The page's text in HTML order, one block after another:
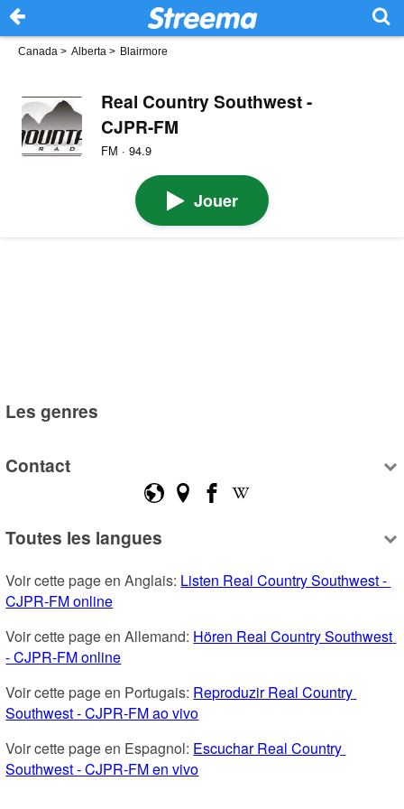
Canada > Alberta > Blairmore
Real Country Southwest -
CJPR-FM
FM · 94.9
Jouer
Les genres
Contact
Toutes les langues
Voir cette page en Anglais: Listen Real Country Southwest -
CJPR-FM online
Voir cette page en Allemand: Hören Real Country Southwest
- CJPR-FM online
Voir cette page en Portugais: Reproduzir Real Country
Southwest - CJPR-FM ao vivo
Voir cette page en Espagnol: Escuchar Real Country
Southwest - CJPR-FM en vivo